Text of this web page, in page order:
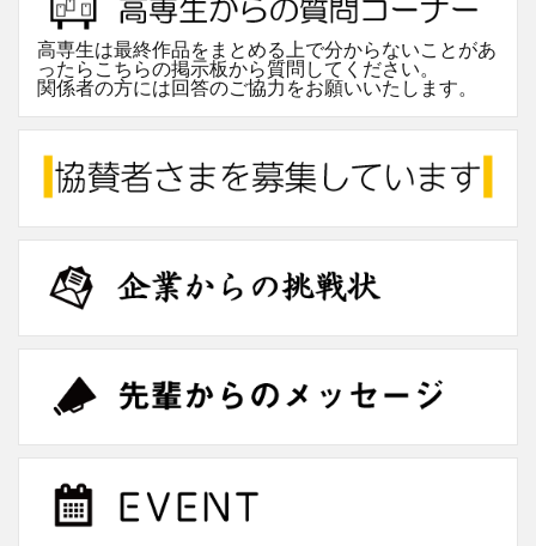
高専生は最終作品をまとめる上で分からないことがあ
ったらこちらの掲示板から質問してください。
関係者の方には回答のご協力をお願いいたします。